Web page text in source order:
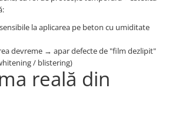
la aplicarea pe beton cu umiditate
devreme → apar defecte de "film dezlipit"
/ blistering)
reală din